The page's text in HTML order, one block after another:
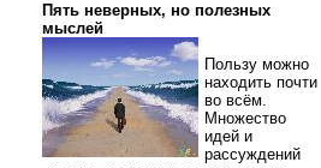
Пять неверных, но полезных
мыслей
Пользу можно
находить почти
во всём.
Множество
идей и
рассуждений